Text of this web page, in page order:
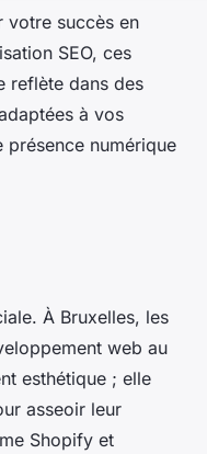
votre succès en
SEO, ces
reflète dans des
à vos
numérique
À Bruxelles, les
web au
esthétique ; elle
asseoir leur
Shopify et